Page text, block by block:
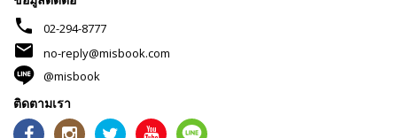
phone 02-294-8777
mail
no-reply@misbook.com
@misbook
ติดตามเรา